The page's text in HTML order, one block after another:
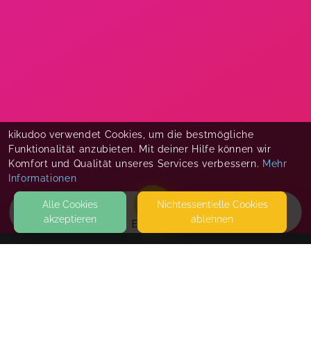
EVENTS
kikudoo verwendet Cookies, um die bestmögliche
Funktionalität anzubieten. Mit deiner Hilfe können wir
Komfort und Qualität unseres Services verbessern. Mehr
Informationen
Alle Cookies
akzeptieren
Nicht­essentielle Cookies
ablehnen